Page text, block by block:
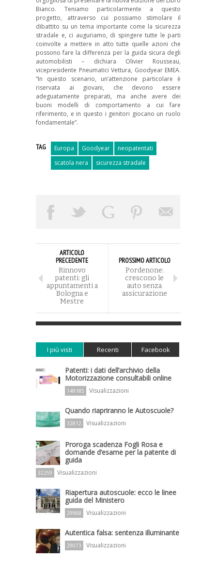
Bianco. Teniamo particolarmente a questo
progetto, attraverso cui possiamo stimolare il
dibattito su un tema importante come la sicurezza
stradale e, ci auguriamo, di spingere tutte le parti
coinvolte a mettere in atto tutte quelle azioni che
possono fare la differenza per la guida sicura degli
automobilisti – dichiara Olivier Rousseau,
vicepresidente Pneumatici Vettura, Goodyear EMEA.
“In questo scenario, un’attenzione particolare è
riservata ai giovani, che devono essere
adeguatamente preparati, ma anche avere dei
buoni modelli di comportamento a cui fare
riferimento, e in questo i genitori giocano un ruolo
fondamentale”.
TAG Europa Goodyear
neopatentati
scatola nera
sicurezza stradale
ARTICOLO
PRECEDENTE
Rinnovo
patenti: gli
appuntamenti a
Bologna e
Mestre
PROSSIMO ARTICOLO
Pordenone:
crescono le
auto senza
assicurazione
I più visti Recenti Facebook
Patenti: i dati dell’archivio della
Motorizzazione consultabili online
149185 Visualizzazioni
Quando riapriranno le Autoscuole?
32812 Visualizzazioni
Proroga scadenza Fogli Rosa e
domande d’esame per la patente di
guida
32259 Visualizzazioni
Riapertura autoscuole: ecco le linee
guida del Ministero
29968 Visualizzazioni
Autentica falsa: sentenza illuminante
29073 Visualizzazioni